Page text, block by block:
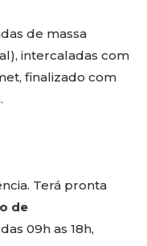
de massa
intercaladas com
finalizado com
Terá pronta
de
09h as 18h,